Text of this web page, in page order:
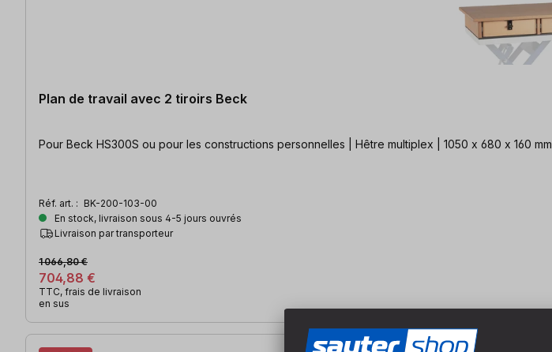
Plan de travail avec 2 tiroirs Beck
Pour Beck HS300S ou pour les constructions personnelles | Hêtre multiplex | 1050 x 680 x 160 mm
Réf. art. : BK-200-103-00
En stock, livraison sous 4-5 jours ouvrés
Livraison par transporteur
704,88 €
1 066,80 €
TTC, frais de livraison
en sus